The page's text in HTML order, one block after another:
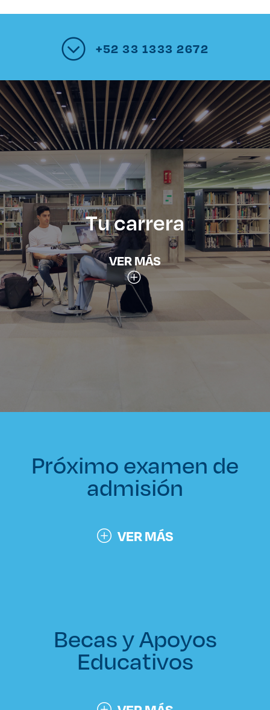
+52 33 1333 2672
Tu carrera
VER MÁS
Próximo examen de
admisión
VER MÁS
Becas y Apoyos
Educativos